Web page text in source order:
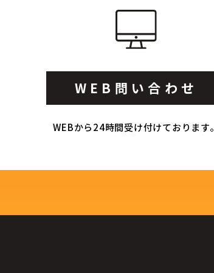
WEB問い合わせ
WEBから24時間受け付けております。